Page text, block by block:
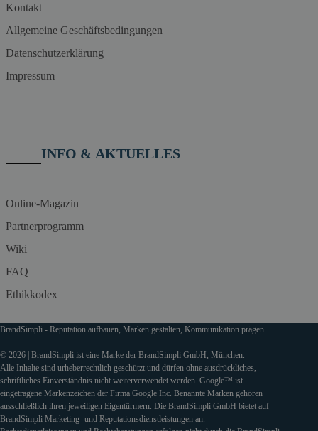
Kontakt
Allgemeine Geschäftsbedingungen
Datenschutzerklärung
Impressum
INFO & AKTUELLES
Online-Magazin
Partnerprogramm
Wiki
FAQ
Ethikkodex
BrandSimpli - Reputation aufbauen, Marken gestalten, Kommunikation prägen
© 2026 | BrandSimpli ist eine Marke der BrandSimpli GmbH, München.
Alle Inhalte sind urheberrechtlich geschützt und dürfen ohne ausdrückliches,
schriftliches Einverständnis nicht weiterverwendet werden. Google™ ist
eingetragene Markenzeichen der Firma Google Inc. Benannte Marken gehören
ausschließlich ihren jeweiligen Eigentürmern. Die BrandSimpli GmbH bietet auf
BrandSimpli Marketing- und Reputationsdienstleistungen an.